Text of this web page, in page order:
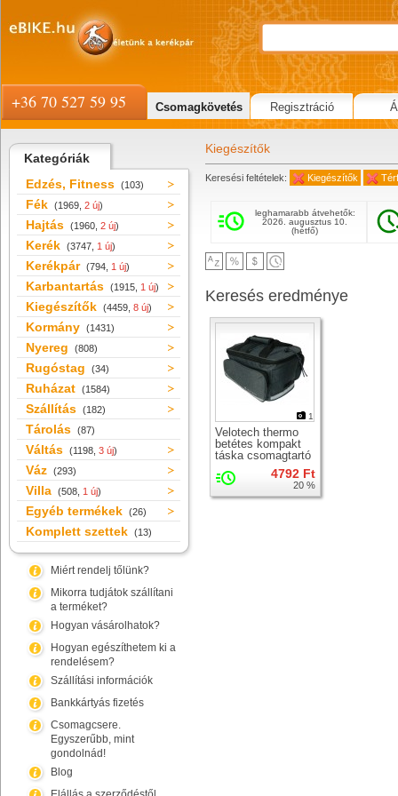
Kategóriák
Edzés, Fitness (103)
Fék (1969, 2 új)
Hajtás (1960, 2 új)
Kerék (3747, 1 új)
Kerékpár (794, 1 új)
Karbantartás (1915, 1 új)
Kiegészítők (4459, 8 új)
Kormány (1431)
Nyereg (808)
Rugóstag (34)
Ruházat (1584)
Szállítás (182)
Tárolás (87)
Váltás (1198, 3 új)
Váz (293)
Villa (508, 1 új)
Egyéb termékek (26)
Komplett szettek (13)
Miért rendelj tőlünk?
Mikorra tudjátok szállítani
a terméket?
Hogyan vásárolhatok?
Hogyan egészíthetem ki a
rendelésem?
Szállítási információk
Bankkártyás fizetés
Csomagcsere.
Egyszerűbb, mint
gondolnád!
Blog
Kiegészítők
Keresési feltételek: Kiegészítők
leghamarabb átvehetők:
2026. augusztus 10.
(hétfő)
Keresés eredménye
1
Velotech thermo
betétes kompakt
táska csomagtartó
4792 Ft
20 %
+36 70 527 59 95 Csomagkövetés Regisztráció